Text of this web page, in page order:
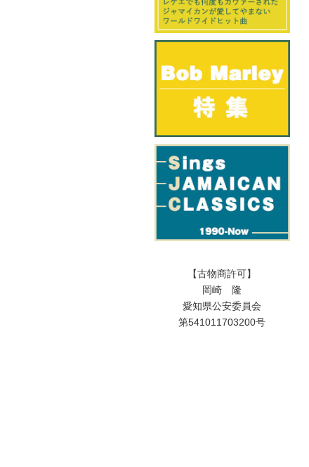
【古物商許可】
岡崎 隆
愛知県公安委員会
第541011703200号